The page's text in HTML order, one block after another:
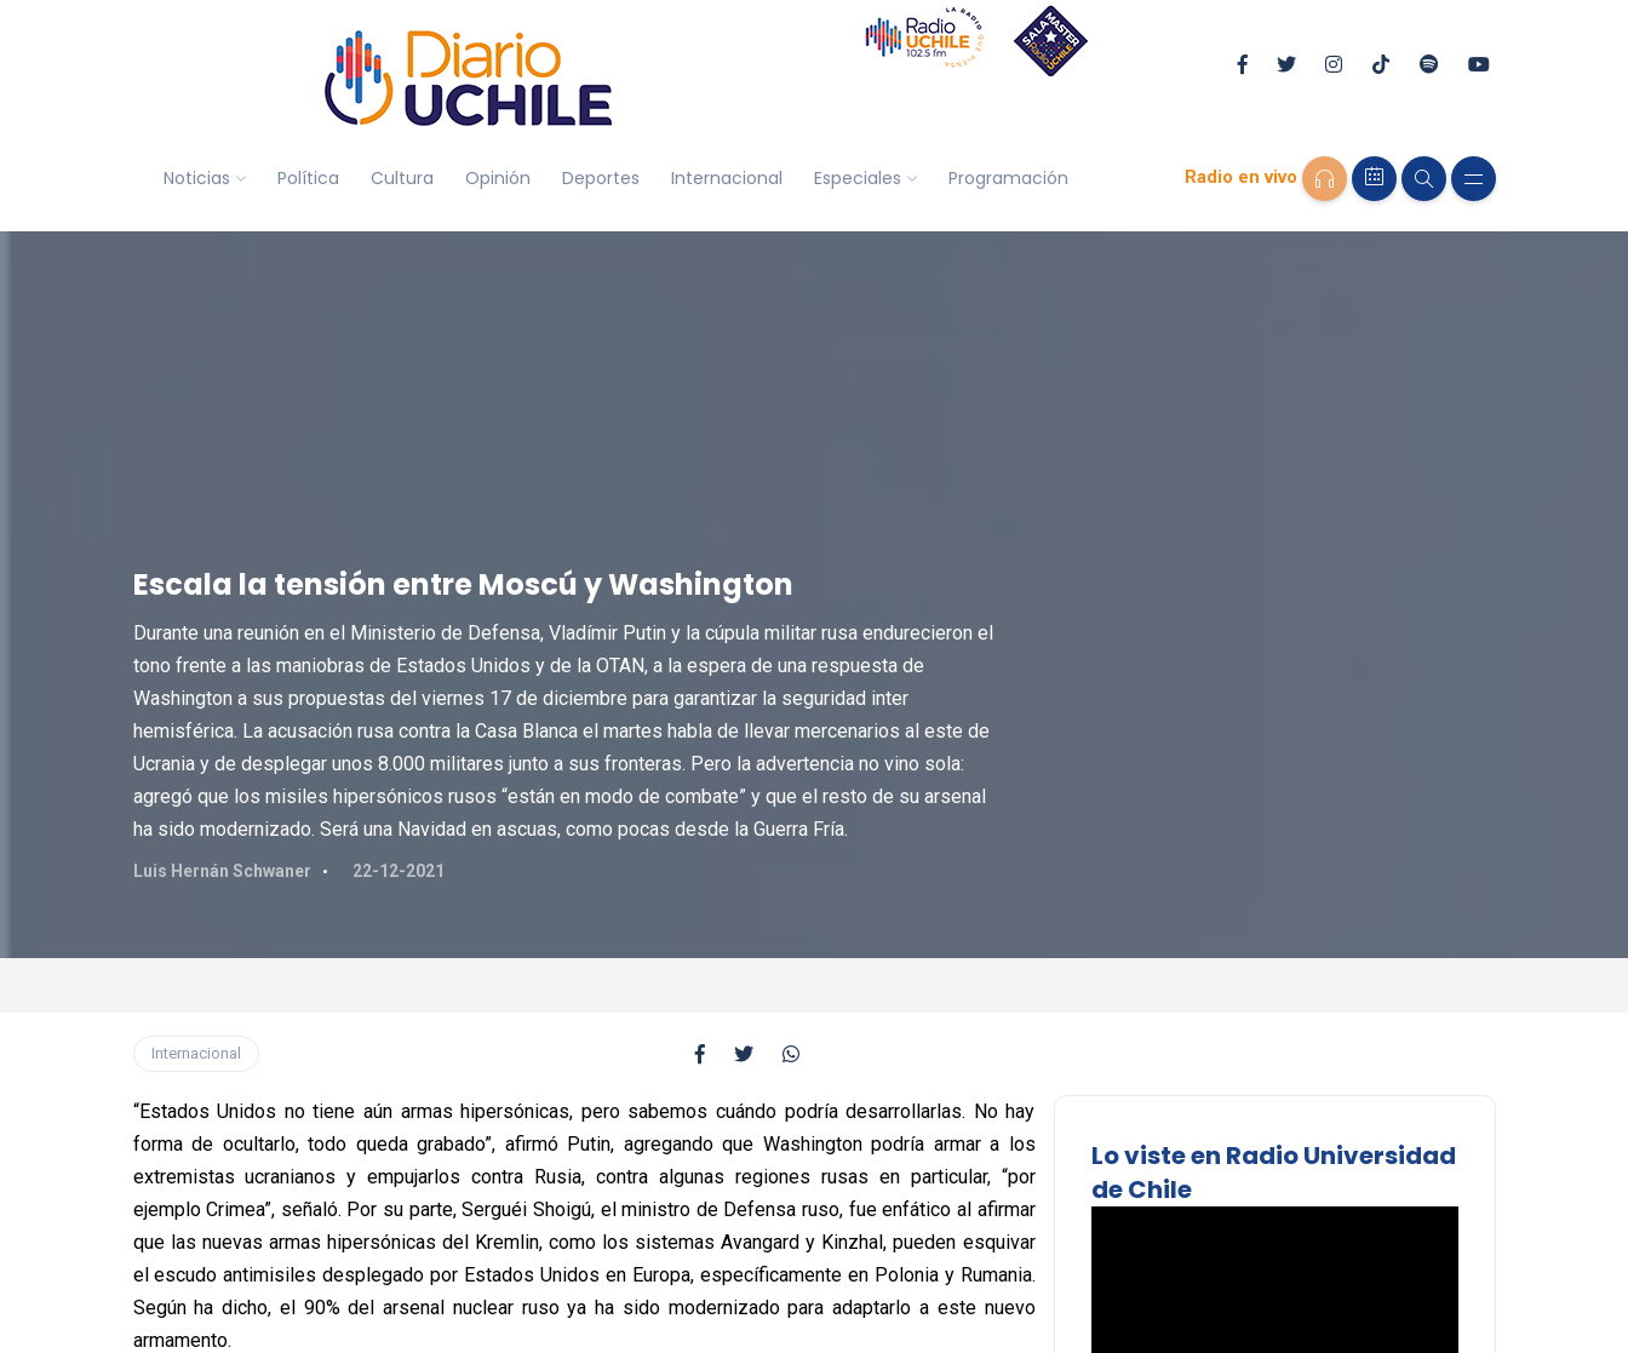
Noticias Política Cultura Opinión Deportes Internacional Especiales Programación Radio en vivo
Escala la tensión entre Moscú y Washington
Durante una reunión en el Ministerio de Defensa, Vladímir Putin y la cúpula militar rusa endurecieron el
tono frente a las maniobras de Estados Unidos y de la OTAN, a la espera de una respuesta de
Washington a sus propuestas del viernes 17 de diciembre para garantizar la seguridad inter
hemisférica. La acusación rusa contra la Casa Blanca el martes habla de llevar mercenarios al este de
Ucrania y de desplegar unos 8.000 militares junto a sus fronteras. Pero la advertencia no vino sola:
agregó que los misiles hipersónicos rusos “están en modo de combate” y que el resto de su arsenal
ha sido modernizado. Será una Navidad en ascuas, como pocas desde la Guerra Fría.
Luis Hernán Schwaner 22-12-2021
Internacional
“Estados Unidos no tiene aún armas hipersónicas, pero sabemos cuándo podría desarrollarlas. No hay
forma de ocultarlo, todo queda grabado”, afirmó Putin, agregando que Washington podría armar a los
extremistas ucranianos y empujarlos contra Rusia, contra algunas regiones rusas en particular, “por
ejemplo Crimea”, señaló. Por su parte, Serguéi Shoigú, el ministro de Defensa ruso, fue enfático al afirmar
que las nuevas armas hipersónicas del Kremlin, como los sistemas Avangard y Kinzhal, pueden esquivar
el escudo antimisiles desplegado por Estados Unidos en Europa, específicamente en Polonia y Rumania.
Según ha dicho, el 90% del arsenal nuclear ruso ya ha sido modernizado para adaptarlo a este nuevo
armamento.
Lo viste en Radio Universidad
de Chile